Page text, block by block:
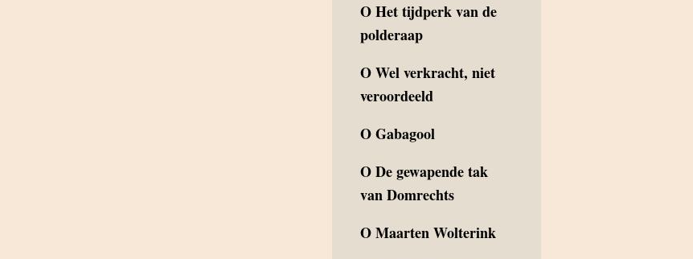
OHet tijdperk van de
polderaap
OWel verkracht, niet
veroordeeld
OGabagool
ODe gewapende tak
van Domrechts
OMaarten Wolterink